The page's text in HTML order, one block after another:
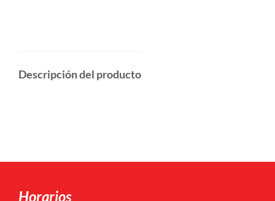
Descripción del producto
Horarios